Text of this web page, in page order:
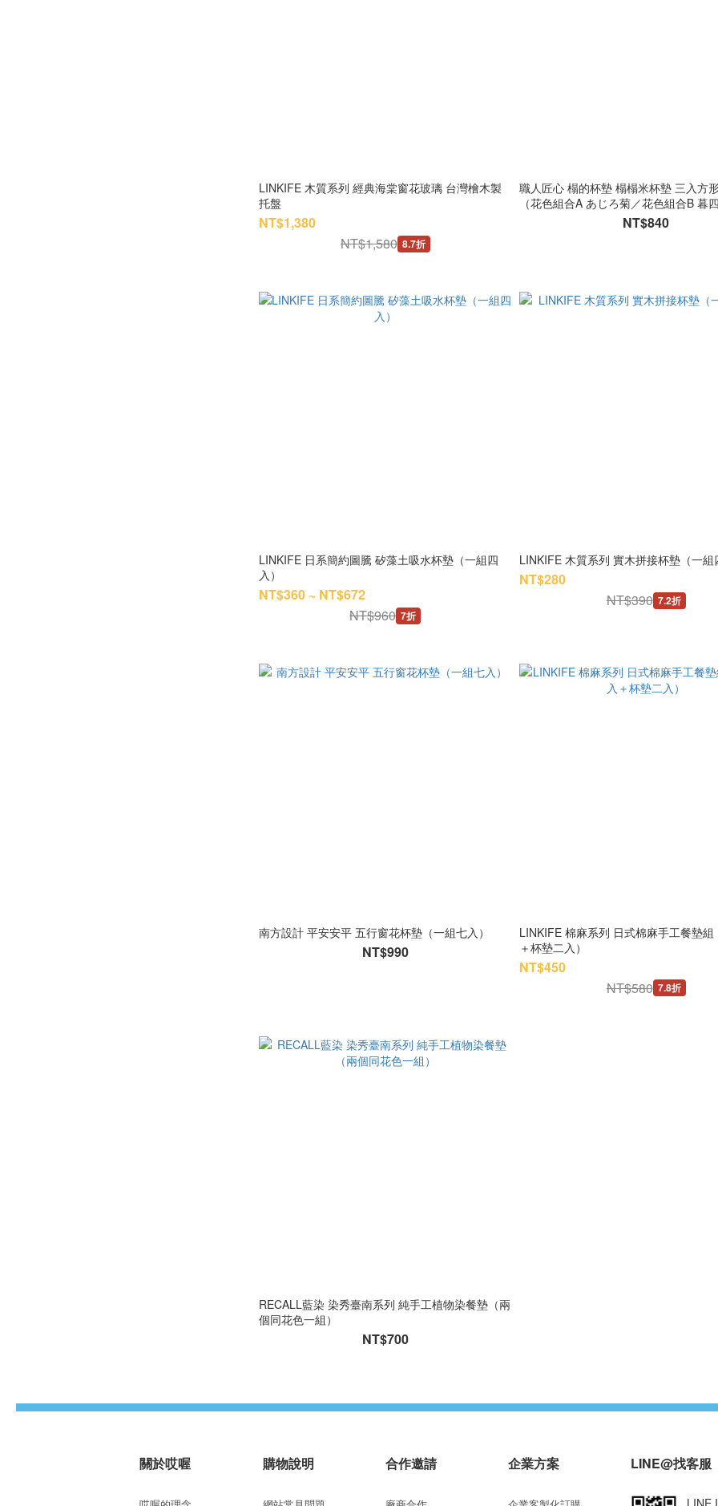
LINKIFE 木質系列 經典海棠窗花玻璃 台灣檜木製
托盤
NT$1,380
NT$1,580 8.7折
職人匠心 榻的杯墊 榻榻米杯墊 三入方
（花色組合A あじろ菊／花色組合B 暮
NT$840
LINKIFE 日系簡約圖騰 矽藻土吸水杯墊（一組四
入）
NT$360 ~ NT$672
NT$960 7折
LINKIFE 木質系列 實木拼接杯墊（一組
NT$280
NT$390 7.2折
南方設計 平安安平 五行窗花杯墊（一組七入）
NT$990
LINKIFE 棉麻系列 日式棉麻手工餐墊
＋杯墊二入）
NT$450
NT$580 7.8折
RECALL藍染 染秀臺南系列 純手工植物染餐墊（兩
個同花色一組）
NT$700
關於哎喔 購物說明 合作邀請 企業方案 LINE@找客服